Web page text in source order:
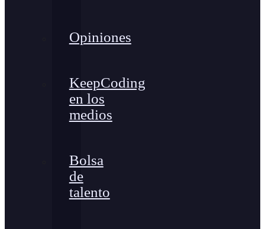
Opiniones
KeepCoding
en los
medios
Bolsa
de
talento